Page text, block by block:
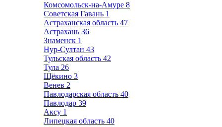
Комсомольск-на-Амуре 8
Советская Гавань 1
Астраханская область 47
Астрахань 36
Знаменск 1
Нур-Султан 43
Тульская область 42
Тула 26
Щёкино 3
Венев 2
Павлодарская область 40
Павлодар 39
Аксу 1
Липецкая область 40